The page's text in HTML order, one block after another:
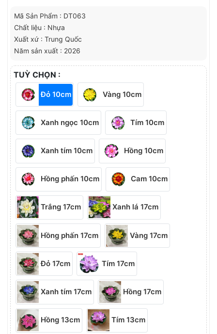
Mã Sản Phẩm : DT063
Chất liệu : Nhựa
Xuất xứ : Trung Quốc
Năm sản xuất : 2026
TUỲ CHỌN :
Đỏ 10cm Vàng 10cm
Xanh ngọc 10cm Tím 10cm
Xanh tím 10cm Hồng 10cm
Hồng phấn 10cm Cam 10cm
Trắng 17cm Xanh lá 17cm
Hồng phấn 17cm Vàng 17cm
Đỏ 17cm Tím 17cm
Xanh tím 17cm Hồng 17cm
Hồng 13cm Tím 13cm